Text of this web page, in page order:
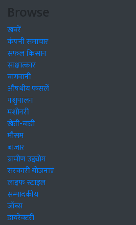
Browse
खबरें
कंपनी समाचार
सफल किसान
साक्षात्कार
बागवानी
औषधीय फसलें
पशुपालन
मशीनरी
खेती-बाड़ी
मौसम
बाजार
ग्रामीण उद्द्योग
सरकारी योजनाएं
लाइफ स्टाइल
सम्पादकीय
जॉब्स
डायरेक्टरी